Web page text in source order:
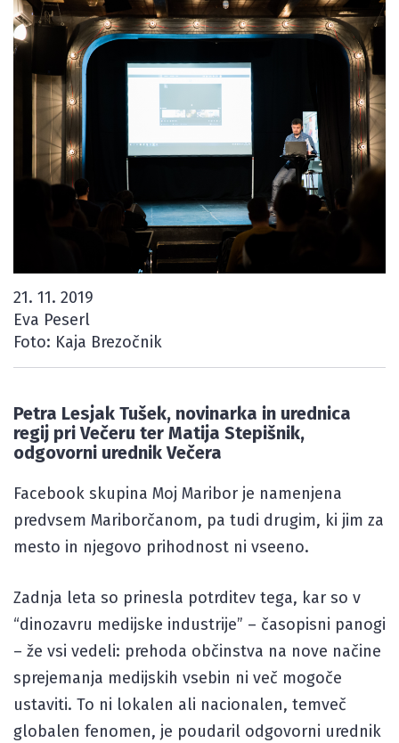
21. 11. 2019
Eva Peserl
Foto: Kaja Brezočnik
Petra Lesjak Tušek, novinarka in urednica
regij pri Večeru ter Matija Stepišnik,
odgovorni urednik Večera
Facebook skupina Moj Maribor je namenjena
predvsem Mariborčanom, pa tudi drugim, ki jim za
mesto in njegovo prihodnost ni vseeno.
Zadnja leta so prinesla potrditev tega, kar so v
“dinozavru medijske industrije” – časopisni panogi
– že vsi vedeli: prehoda občinstva na nove načine
sprejemanja medijskih vsebin ni več mogoče
ustaviti. To ni lokalen ali nacionalen, temveč
globalen fenomen, je poudaril odgovorni urednik